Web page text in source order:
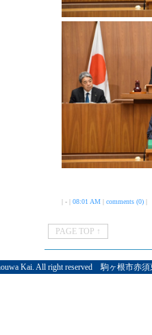
| - | 08:01 AM| comments (0)|
PAGE TOP ↑
Kai. All right reserved 駒ヶ根市